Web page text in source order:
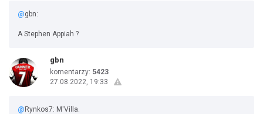
@gbn:
A Stephen Appiah ?
gbn
komentarzy: 5423
27.08.2022, 19:33
@ Rynkos7: M'Villa.